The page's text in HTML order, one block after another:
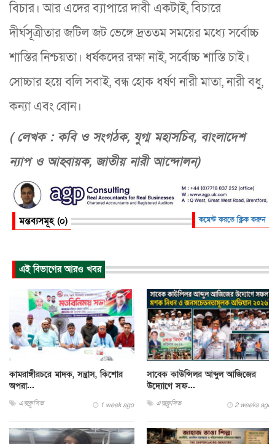
বিচার। আর এদের ব্যাপারে দাবী একটাই, বিচারে
দীর্ঘসূত্রীতার জটিল জট ভেঙ্গে দ্রততম সময়ের মধ্যে সর্বোচ্চ
শাস্তির নিশ্চয়তা। ধর্ষকদের রক্ষা নাই, সর্বোচ্চ শাস্তি চাই।
সোচ্চার হয়ে বলি সবাই, বন্ধ হোক ধর্ষণ নারী মাতা, নারী বধু,
কন্যা এবং বোন।
( লেখক : কবি ও সংগঠক, যুগ্ম মহাসচিব, বাংলাদেশ
ন্যাপ ও আহ্বায়ক, জাতীয় নারী আন্দোলন)
মন্তব্যসমূহ (০) কমেন্ট করতে ক্লিক করুন
এই বিভাগের আরও খবর
কামরাঙ্গীরচরে মাদক, সন্ত্রাস, কিশোর
অপরা...
এক্সক্লুসিভ 1 week ago
সাবেক কাউন্সিলর আব্দুল আজিজের
উদ্যোগে সফ...
এক্সক্লুসিভ 2 weeks ago